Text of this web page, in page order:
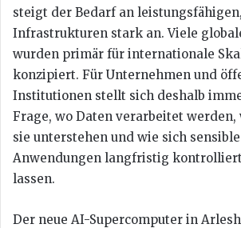
steigt der Bedarf an
Infrastrukturen stark an. Viele
wurden primär für internationale
konzipiert. Für Unternehmen und
Institutionen stellt sich deshalb
Frage, wo Daten verarbeitet werden,
sie unterstehen und wie sich
Anwendungen langfristig
lassen.
Der neue AI-Supercomputer in